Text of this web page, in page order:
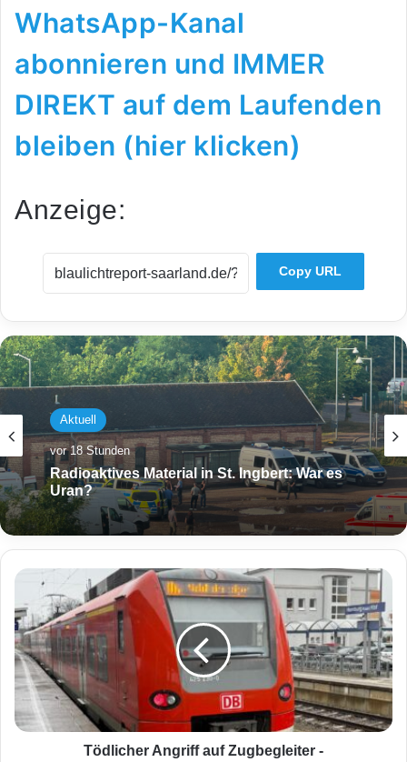
WhatsApp-Kanal
abonnieren und IMMER
DIREKT auf dem Laufenden
bleiben (hier klicken)
Anzeige:
Copy URL
Aktuell
vor 18 Stunden
Radioaktives Material in St. Ingbert: War es
Uran?
T
d
l
i
c
h
e
r
Tödlicher Angriff auf Zugbegleiter -